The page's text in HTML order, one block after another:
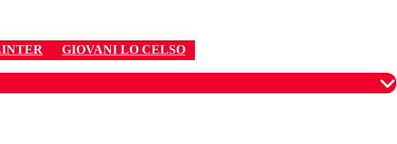
GIOVANI LO CELSO